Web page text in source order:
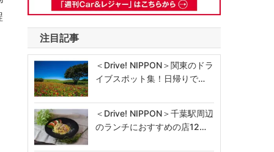
注目記事
＜Drive! NIPPON＞関東のドラ
イブスポット集！日帰りで…
＜Drive! NIPPON＞千葉駅周辺
のランチにおすすめの店12…